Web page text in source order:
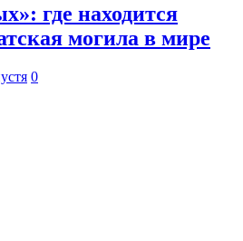
где находится
могила в мире
0